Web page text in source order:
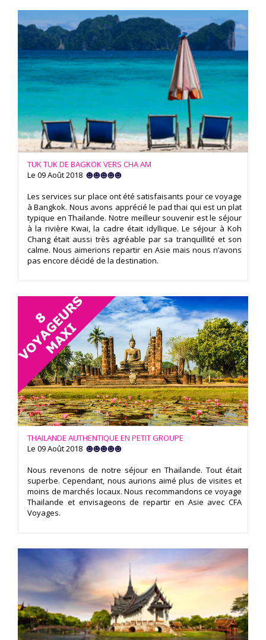
TUK TUK DE BAGKOK VERS CHA AM
Le 09 Août 2018
Les services sur place ont été satisfaisants pour ce voyage
à Bangkok. Nous avons apprécié le pad thai qui est un plat
typique en Thailande. Notre meilleur souvenir est le séjour
à la rivière Kwai, la cadre était idyllique. Le séjour à Koh
Chang était aussi très agréable par sa tranquillité et son
calme. Nous aimerions repartir en Asie mais nous n’avons
pas encore décidé de la destination.
THAILANDE AUTHENTIQUE EN PETIT GROUPE
Le 09 Août 2018
Nous revenons de notre séjour en Thailande. Tout était
superbe. Cependant, nous aurions aimé plus de visites et
moins de marchés locaux. Nous recommandons ce voyage
Thailande et envisageons de repartir en Asie avec CFA
Voyages.